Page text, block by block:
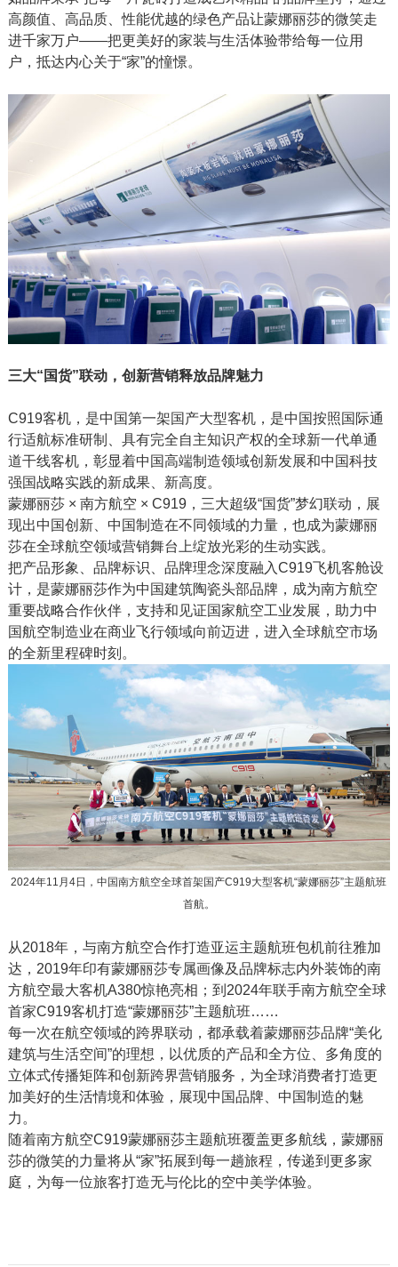
高颜值、高品质、性能优越的绿色产品让蒙娜丽莎的微笑走
进千家万户——把更美好的家装与生活体验带给每一位用
户，抵达内心关于“家”的憧憬。
三大“国货”联动，创新营销释放品牌魅力
C919客机，是中国第一架国产大型客机，是中国按照国际通
行适航标准研制、具有完全自主知识产权的全球新一代单通
道干线客机，彰显着中国高端制造领域创新发展和中国科技
强国战略实践的新成果、新高度。
蒙娜丽莎 × 南方航空 × C919，三大超级“国货”梦幻联动，展
现出中国创新、中国制造在不同领域的力量，也成为蒙娜丽
莎在全球航空领域营销舞台上绽放光彩的生动实践。
把产品形象、品牌标识、品牌理念深度融入C919飞机客舱设
计，是蒙娜丽莎作为中国建筑陶瓷头部品牌，成为南方航空
重要战略合作伙伴，支持和见证国家航空工业发展，助力中
国航空制造业在商业飞行领域向前迈进，进入全球航空市场
的全新里程碑时刻。
2024年11月4日，中国南方航空全球首架国产C919大型客机“蒙娜丽莎”主题航班
首航。
从2018年，与南方航空合作打造亚运主题航班包机前往雅加
达，2019年印有蒙娜丽莎专属画像及品牌标志内外装饰的南
方航空最大客机A380惊艳亮相；到2024年联手南方航空全球
首家C919客机打造“蒙娜丽莎”主题航班……
每一次在航空领域的跨界联动，都承载着蒙娜丽莎品牌“美化
建筑与生活空间”的理想，以优质的产品和全方位、多角度的
立体式传播矩阵和创新跨界营销服务，为全球消费者打造更
加美好的生活情境和体验，展现中国品牌、中国制造的魅
力。
随着南方航空C919蒙娜丽莎主题航班覆盖更多航线，蒙娜丽
莎的微笑的力量将从“家”拓展到每一趟旅程，传递到更多家
庭，为每一位旅客打造无与伦比的空中美学体验。